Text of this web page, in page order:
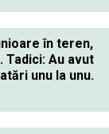
în teren,
Tadici: Au avut
unu la unu.